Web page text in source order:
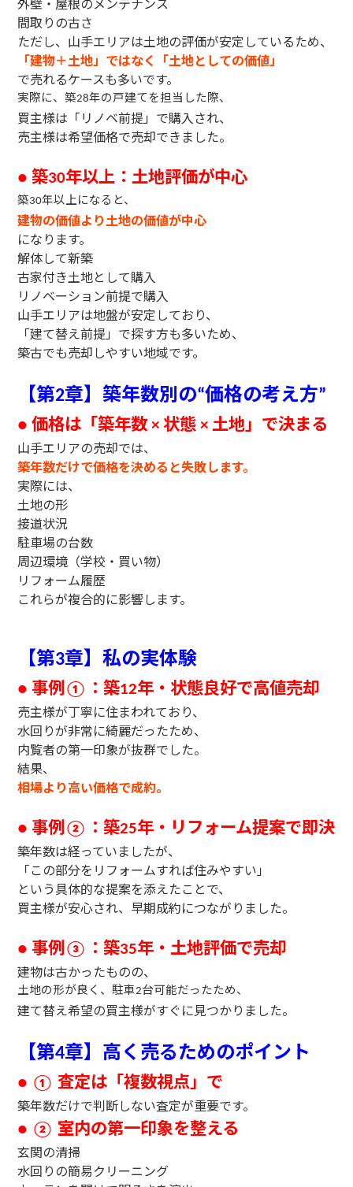
間取りの古さ
ただし、山手エリアは土地の評価が安定しているため、
「建物＋土地」ではなく「土地としての価値」
で売れるケースも多いです。
実際に、築28年の戸建てを担当した際、
買主様は「リノベ前提」で購入され、
売主様は希望価格で売却できました。
●築30年以上：土地評価が中心
築30年以上になると、
建物の価値より土地の価値が中心
になります。
解体して新築
古家付き土地として購入
リノベーション前提で購入
山手エリアは地盤が安定しており、
「建て替え前提」で探す方も多いため、
築古でも売却しやすい地域です。
【第2章】築年数別の“価格の考え方”
●価格は「築年数 × 状態 ×土地」で決まる
山手エリアの売却では、
築年数だけで価格を決めると失敗します。
実際には、
土地の形
接道状況
駐車場の台数
周辺環境（学校・買い物）
リフォーム履歴
これらが複合的に影響します。
【第3章】私の実体験
● 事例① ：築12年・状態良好で高値売却
売主様が丁寧に住まわれており、
水回りが非常に綺麗だったため、
内覧者の第一印象が抜群でした。
結果、
相場より高い価格で成約。
● 事例② ：築25年・リフォーム提案で即決
築年数は経っていましたが、
「この部分をリフォームすれば住みやすい」
という具体的な提案を添えたことで、
買主様が安心され、早期成約につながりました。
● 事例③ ：築35年・土地評価で売却
建物は古かったものの、
土地の形が良く、駐車2台可能だったため、
建て替え希望の買主様がすぐに見つかりました。
【第4章】高く売るためのポイント
● ① 査定は「複数視点」で
築年数だけで判断しない査定が重要です。
● ② 室内の第一印象を整える
玄関の清掃
水回りの簡易クリーニング